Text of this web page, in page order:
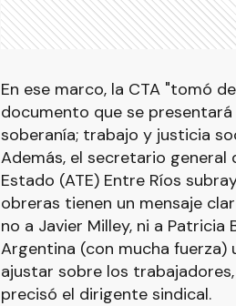
En ese marco, la CTA "tomó
documento que se
soberanía; trabajo y justicia
Además, el secretario general
Estado (ATE) Entre Ríos
obreras tienen un mensaje
no a Javier Milley, ni a
Argentina (con mucha
ajustar sobre los
precisó el dirigente sindical.